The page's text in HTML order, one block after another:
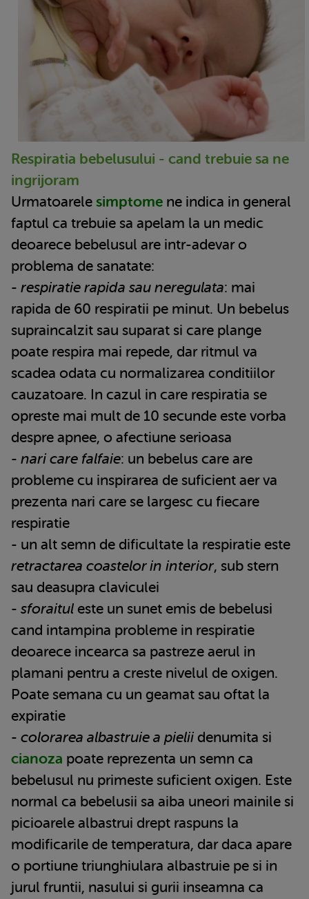
Respiratia bebelusului - cand trebuie sa ne
ingrijoram
Urmatoarele simptome ne indica in general
faptul ca trebuie sa apelam la un medic
deoarece bebelusul are intr-adevar o
problema de sanatate:
- respiratie rapida sau neregulata: mai
rapida de 60 respiratii pe minut. Un bebelus
supraincalzit sau suparat si care plange
poate respira mai repede, dar ritmul va
scadea odata cu normalizarea conditiilor
cauzatoare. In cazul in care respiratia se
opreste mai mult de 10 secunde este vorba
despre apnee, o afectiune serioasa
- nari care falfaie: un bebelus care are
probleme cu inspirarea de suficient aer va
prezenta nari care se largesc cu fiecare
respiratie
- un alt semn de dificultate la respiratie este
retractarea coastelor in interior, sub stern
sau deasupra claviculei
- sforaitul este un sunet emis de bebelusi
cand intampina probleme in respiratie
deoarece incearca sa pastreze aerul in
plamani pentru a creste nivelul de oxigen.
Poate semana cu un geamat sau oftat la
expiratie
- colorarea albastruie a pielii denumita si
cianoza poate reprezenta un semn ca
bebelusul nu primeste suficient oxigen. Este
normal ca bebelusii sa aiba uneori mainile si
picioarele albastrui drept raspuns la
modificarile de temperatura, dar daca apare
o portiune triunghiulara albastruie pe si in
jurul fruntii, nasului si gurii inseamna ca